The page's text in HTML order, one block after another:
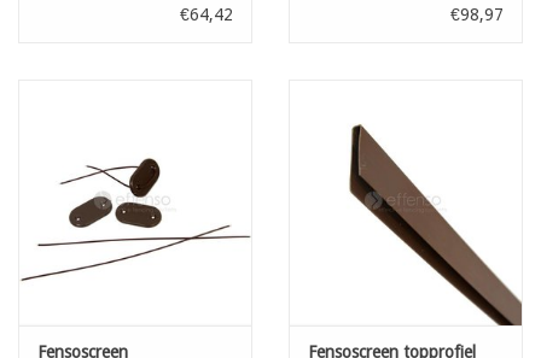
€64,42
€98,97
Fensoscreen
Fensoscreen topprofiel